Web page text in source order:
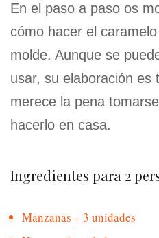
En el paso a paso os
cómo hacer el
molde. Aunque se
usar, su elaboración es
merece la pena
hacerlo en casa.
Ingredientes para 2
Manzanas – 3 unidades